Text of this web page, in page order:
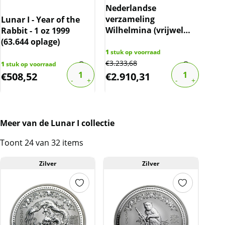
kleine krasjes en/of verkleuringen bevatten.
BTW
Dit product wordt onder de margeregel
verhandeld. Dit houdt in dat wij btw afdragen
over de marge die wij behalen op dit product.
De btw mag hierdoor door ons niet op de
factuur vermeld worden. De prijs op de
Lunar I - Year of the
Rabbit - 1 oz 1999
(63.644 oplage)
1 stuk op voorraad
€508,52
Nederlandse
verzameling
Wilhelmina (vrijwel
albums)
1 stuk op voorraad
€3.233,68
€2.910,31
Meer van de Lunar I collectie
Toont 24 van 32 items
Zilver Zilver